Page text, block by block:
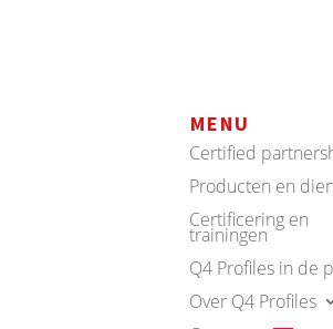
MENU
Certified
Producten en
Certificering en
trainingen
Q4 Profiles in de
Over Q4 Profiles